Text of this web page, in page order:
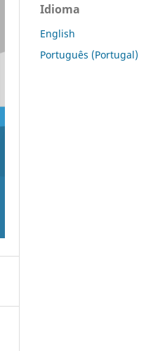
Idioma
English
Português (Portugal)